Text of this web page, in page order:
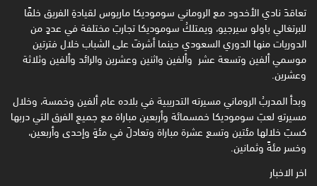
تعاقدَ نادي الأخدود مع الروماني سوموديكا ماريوس لقيادةِ الفريق خلفًا
للبرتغالي باولو سيرجيو، ويمتلكُ سوموديكا تجاربَ مختلفة في عددٍ من
الدوريات منها الدوري السعودي حينما أشرفَ على الشباب خلال فترتين
موسمي ألفين وتسعة عشر وألفين واثنين وعشرين والرائد وألفين وثلاثة
وعشرين.
وبدأ المدربُ الروماني مسيرته التدريبية في بلاده عام ألفين وخمسة، وخلال
مسيرتهِ لعبَ سوموديكا خمسمائة وأربعين مباراة مع جميعِ الفرق التي دربها
كسبَ خلالها مئتين وتسع عشرة مباراة وتعادلَ في مئةٍ وإحدى وأربعين،
وخسر مئةً وثمانين.
اخر الاخبار